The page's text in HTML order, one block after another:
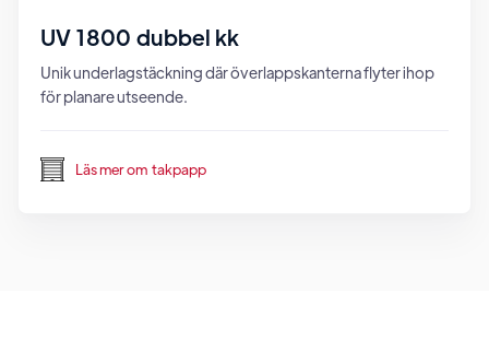
UV 1800 dubbel kk
Unik underlagstäckning där överlappskanterna flyter ihop
för planare utseende.
Läs mer om takpapp